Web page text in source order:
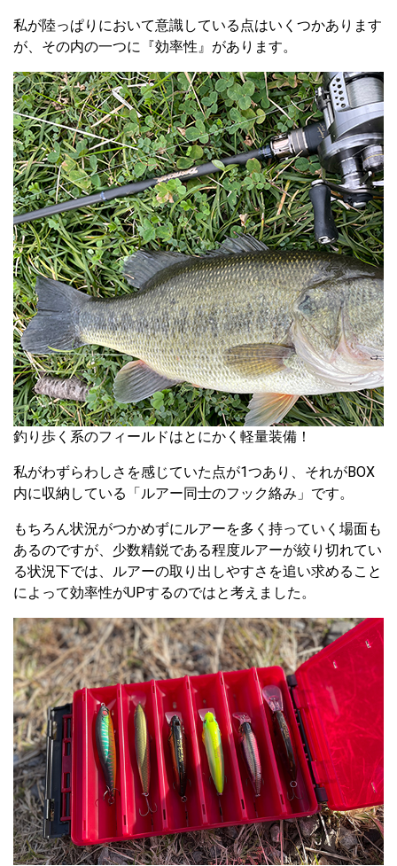
私が陸っぱりにおいて意識している点はいくつかあります
が、その内の一つに『効率性』があります。
釣り歩く系のフィールドはとにかく軽量装備！
私がわずらわしさを感じていた点が1つあり、それがBOX
内に収納している「ルアー同士のフック絡み」です。
もちろん状況がつかめずにルアーを多く持っていく場面も
あるのですが、少数精鋭である程度ルアーが絞り切れてい
る状況下では、ルアーの取り出しやすさを追い求めること
によって効率性がUPするのではと考えました。